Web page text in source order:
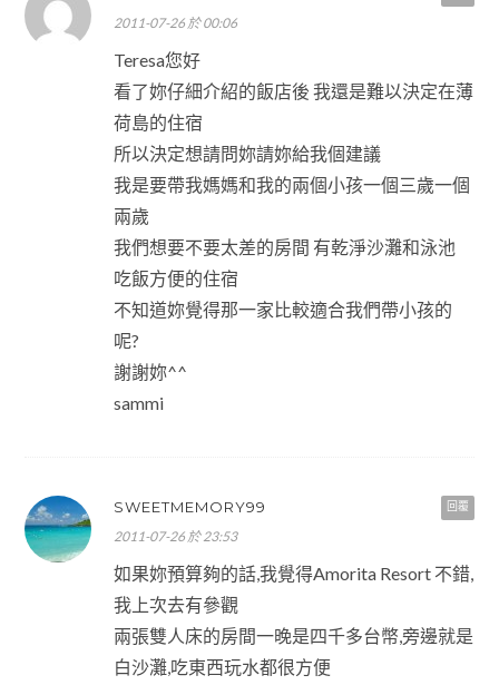
2011-07-26 於 00:06
Teresa您好
看了妳仔細介紹的飯店後 我還是難以決定在薄
荷島的住宿
所以決定想請問妳請妳給我個建議
我是要帶我媽媽和我的兩個小孩一個三歲一個
兩歲
我們想要不要太差的房間 有乾淨沙灘和泳池
吃飯方便的住宿
不知道妳覺得那一家比較適合我們帶小孩的
呢?
謝謝妳^^
sammi
回覆
SWEETMEMORY99
2011-07-26 於 23:53
如果妳預算夠的話,我覺得Amorita Resort 不錯,
我上次去有參觀
兩張雙人床的房間一晚是四千多台幣,旁邊就是
白沙灘,吃東西玩水都很方便